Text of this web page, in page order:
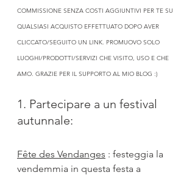
COMMISSIONE SENZA COSTI AGGIUNTIVI PER TE SU
QUALSIASI ACQUISTO EFFETTUATO DOPO AVER
CLICCATO/SEGUITO UN LINK. PROMUOVO SOLO
LUOGHI/PRODOTTI/SERVIZI CHE VISITO, USO E CHE
AMO. GRAZIE PER IL SUPPORTO AL MIO BLOG :)
1. Partecipare a un festival
autunnale:
Fête des Vendanges : festeggia la
vendemmia in questa festa a